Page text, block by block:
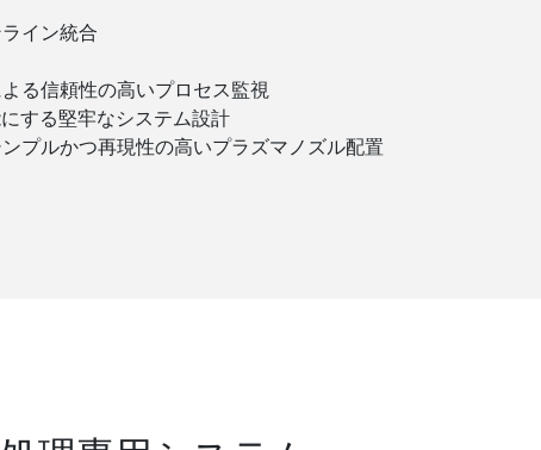
イン統合
る信頼性の高いプロセス監視
する堅牢なシステム設計
プルかつ再現性の高いプラズマノズル配置